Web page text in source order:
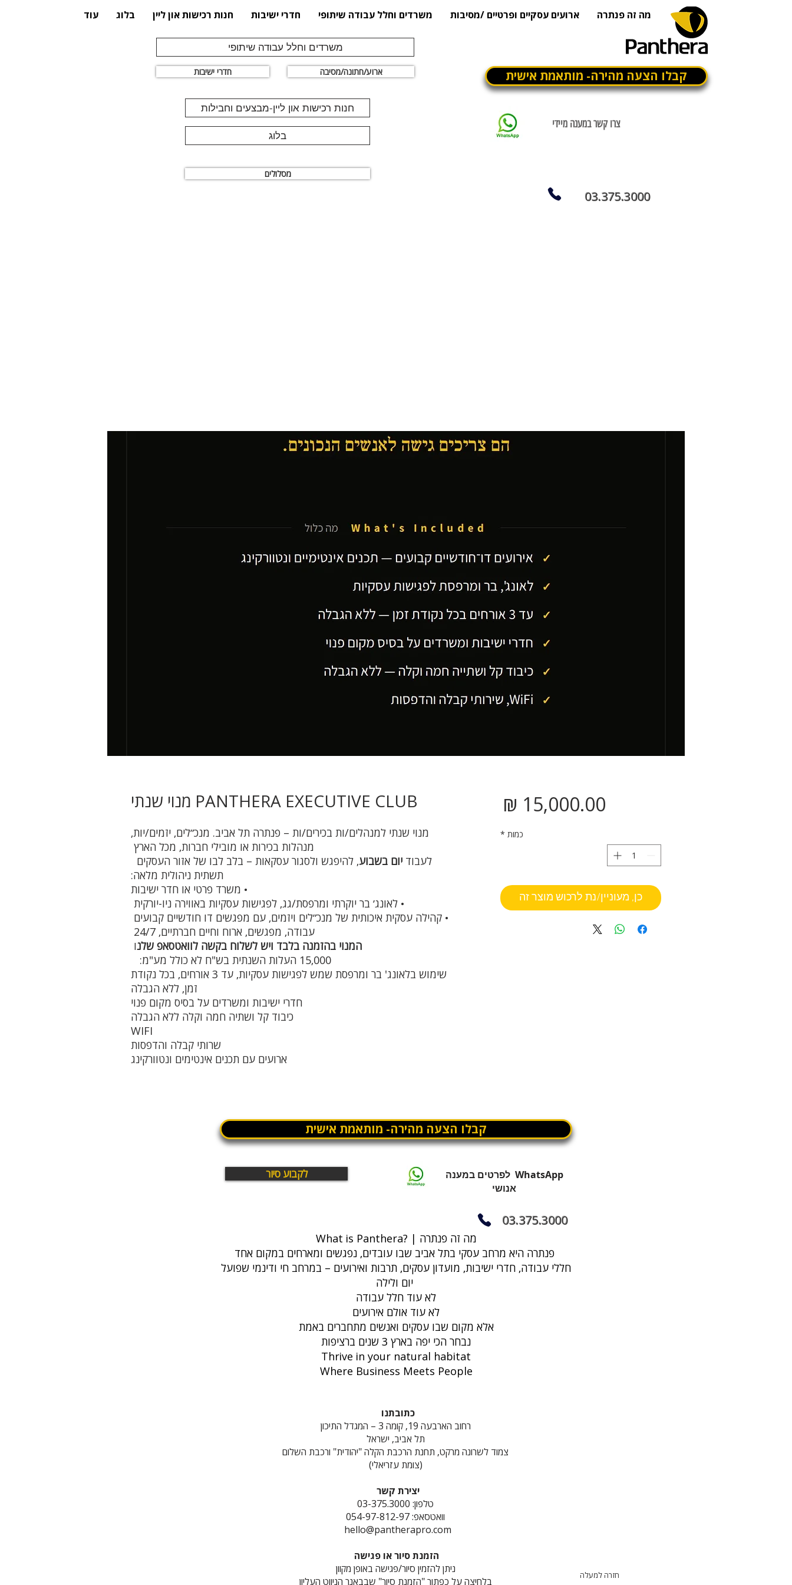
מה זה פנתרה ארועים עסקיים ופרטיים /מסיבות משרדים וחלל עבודה שיתופי חדרי ישיבות חנות רכישות און ליין בלוג עוד
משרדים וחלל עבודה שיתופי
חדרי ישיבות ארוע/חתונה/מסיבה
חנות רכישות און ליין-מבצעים וחבילות
בלוג
קבלו הצעה מהירה- מותאמת אישית
צרו קשר במענה מיידי
מסלולים
03.375.3000
PANTHERA EXECUTIVE CLUB מנוי שנתי
מנוי שנתי למנהלים/ות בכירים/ות – פנתרה תל אביב. מנכ״לים, יזמים/יות,
מנהלות בכירות או מובילי חברות, מכל הארץ
לעבוד יום בשבוע, להיפגש ולסגור עסקאות – בלב לבו של אזור העסקים
תשתית ניהולית מלאה:
• משרד פרטי או חדר ישיבות
• לאונג׳ בר יוקרתי ומרפסת/גג, לפגישות עסקיות באווירה ניו-יורקית
• קהילה עסקית איכותית של מנכ״לים ויזמים, עם מפגשים דו חודשיים קבועים
עבודה, מפגשים, ארוח וחיים חברתיים, 24/7
המנוי בהזמנה בלבד ויש לשלוח בקשה לוואטסאפ שלנו
שימוש בלאונג' בר ומרפסת שמש לפגישות עסקיות, עד 3 אורחים, בכל נקודת
זמן, ללא הגבלה
חדרי ישיבות ומשרדים על בסיס מקום פנוי
כיבוד קל ושתיה חמה וקלה ללא הגבלה
WIFI
שרותי קבלה והדפסות
ארועים עם תכנים אינטימים ונטוורקינג
כמות *
כן, מעוניין/נת לרכוש מוצר זה
קבלו הצעה מהירה- מותאמת אישית
לקבוע סיור
WhatsApp לפרטים במענה
אנושי
03.375.3000
What is Panthera? | מה זה פנתרה
חללי עבודה, חדרי ישיבות, מועדון עסקים, תרבות ואירועים – במרחב חי ודינמי שפועל
לא עוד חלל עבודה
לא עוד אולם אירועים
אלא מקום שבו עסקים ואנשים מתחברים באמת
נבחר הכי יפה בארץ 3 שנים ברציפות
Thrive in your natural habitat
Where Business Meets People
כתובתנו
רחוב הארבעה 19, קומה 3 – המגדל התיכון
תל אביב, ישראל
צמוד לשרונה מרקט, תחנת הרכבת הקלה "יהודית" ורכבת השלום
(צומת עזריאלי)
יצירת קשר
טלפון: 03-375.3000
וואטסאפ: 054-97-812-97
hello@pantherapro.com
הזמנת סיור או פגישה
ניתן להזמין סיור/פגישה באופן מקוון
בלחיצה על כפתור "הזמנת סיור" שבבאנר הניווט העליון
חזרה למעלה